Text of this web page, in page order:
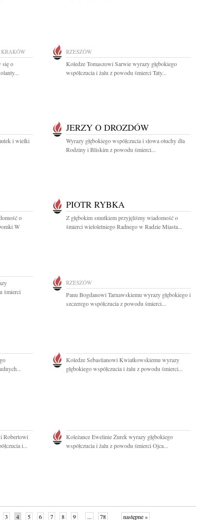
KRAKÓW
się o
RZESZÓW
Koledze Tomaszowi Sarwie wyrazy głębokiego
współczucia i żalu z powodu śmierci Taty...
i wielki
JERZY O DROZDÓW
Wyrazy głębokiego współczucia i słowa otuchy dla
Rodziny i Bliskim z powodu śmierci...
o
W
PIOTR RYBKA
Z głębokim smutkiem przyjęliśmy wiadomość o
śmierci wieloletniego Radnego w Radzie Miasta...
śmierci
RZESZÓW
Panu Bogdanowi Tarnawskiemu wyrazy głębokiego i
szczerego współczucia z powodu śmierci...
Koledze Sebastianowi Kwiatkowskiemu wyrazy
głębokiego współczucia i żalu z powodu śmierci...
Robertowi
i...
Koleżance Ewelinie Żurek wyrazy głębokiego
współczucia i żalu z powodu śmierci Ojca...
3 4 5 6 7 8 9 ... 78 następne »